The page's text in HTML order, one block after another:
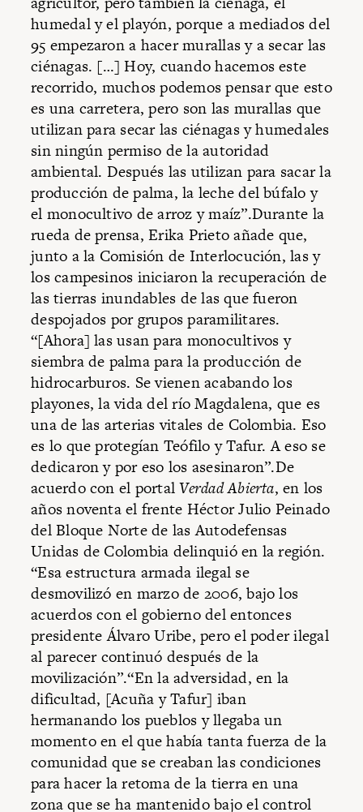
humedal y el playón, porque a mediados del
95 empezaron a hacer murallas y a secar las
ciénagas. […] Hoy, cuando hacemos este
recorrido, muchos podemos pensar que esto
es una carretera, pero son las murallas que
utilizan para secar las ciénagas y humedales
sin ningún permiso de la autoridad
ambiental. Después las utilizan para sacar la
producción de palma, la leche del búfalo y
el monocultivo de arroz y maíz”.Durante la
rueda de prensa, Erika Prieto añade que,
junto a la Comisión de Interlocución, las y
los campesinos iniciaron la recuperación de
las tierras inundables de las que fueron
despojados por grupos paramilitares.
“[Ahora] las usan para monocultivos y
siembra de palma para la producción de
hidrocarburos. Se vienen acabando los
playones, la vida del río Magdalena, que es
una de las arterias vitales de Colombia. Eso
es lo que protegían Teófilo y Tafur. A eso se
dedicaron y por eso los asesinaron”.De
acuerdo con el portalVerdad Abierta, en los
años noventa el frente Héctor Julio Peinado
del Bloque Norte de las Autodefensas
Unidas de Colombia delinquió en la región.
“Esa estructura armada ilegal se
desmovilizó en marzo de 2006, bajo los
acuerdos con el gobierno del entonces
presidente Álvaro Uribe, pero el poder ilegal
al parecer continuó después de la
movilización”.“En la adversidad, en la
dificultad, [Acuña y Tafur] iban
hermanando los pueblos y llegaba un
momento en el que había tanta fuerza de la
comunidad que se creaban las condiciones
para hacer la retoma de la tierra en una
zona que se ha mantenido bajo el control